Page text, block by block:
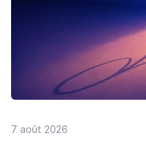
7 août 2026